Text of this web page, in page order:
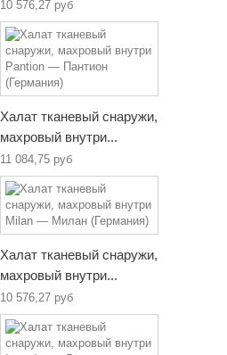
10 576,27 руб
Халат тканевый снаружи,
махровый внутри...
11 084,75 руб
Халат тканевый снаружи,
махровый внутри...
10 576,27 руб